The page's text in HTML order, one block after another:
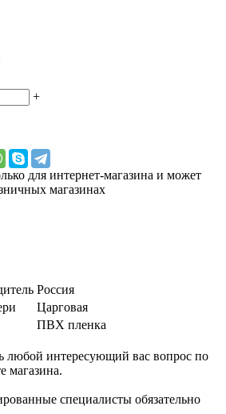
+
для интернет-магазина и может
магазинах
Россия
Царговая
ПВХ пленка
любой интересующий вас вопрос по
магазина.
специалисты обязательно